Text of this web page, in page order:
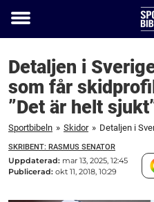
Toggle
Detaljen i
som får
”Det är helt
Sportbibeln » Skidor »
SKRIBENT: RASMUS SENATOR
Uppdaterad: mar 13, 2025, 12:45
Publicerad: okt 11, 2018, 10:29